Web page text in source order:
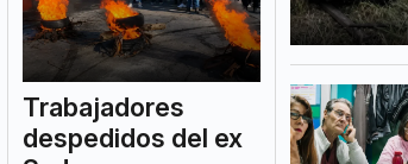
Trabajadores
despedidos del ex